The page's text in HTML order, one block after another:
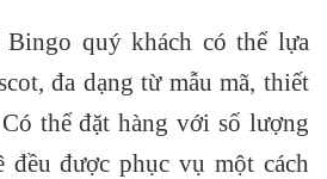
quý khách có thể lựa
đa dạng từ mẫu mã, thiết
thể đặt hàng với số lượng
đều được phục vụ một cách